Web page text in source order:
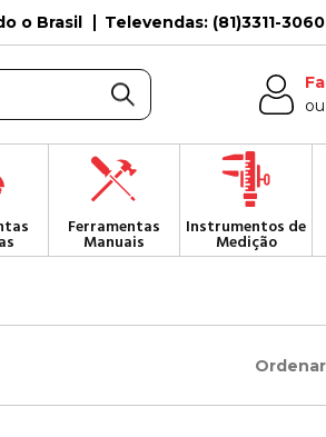
o Brasil Televendas: (81)3311-
ou
Ferramentas
Manuais
Instrumentos de
Medição